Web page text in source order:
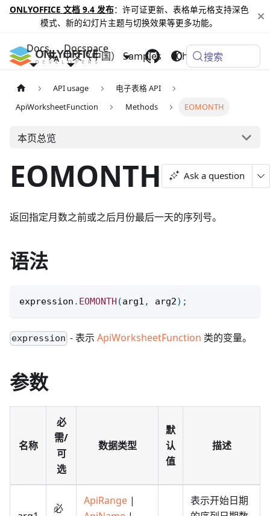
ONLYOFFICE 文档 9.4 发布：许可证更新、表格单元格支持深色
模式、新的幻灯片主题与切换效果等更多功能。
Docs Docspace
Samples Changelog
中文（中国） 搜索
API usage
电子表格 API
ApiWorksheetFunction
Methods EOMONTH
本页总览
EOMONTH Ask a question
返回指定月数之前或之后月份最后一天的序列号。
语法
expression . EOMONTH (arg1 , arg2) ;
expression - 表示ApiWorksheetFunction 类的变量。
参数
名称
必
需/
可
选
数据类型
默
认
值
描述
必
ApiRange |
表示开始日期